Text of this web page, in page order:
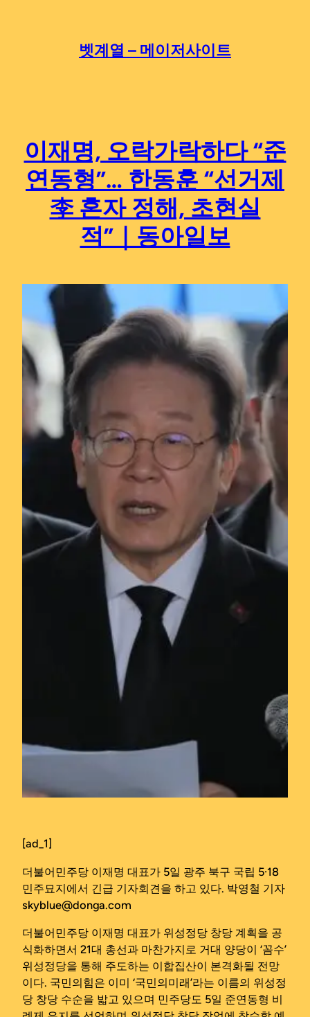
벳계열 – 메이저사이트
이재명, 오락가락하다 “준
연동형”… 한동훈 “선거제
李 혼자 정해, 초현실
적”｜동아일보
[ad_1]
더불어민주당 이재명 대표가 5일 광주 북구 국립 5·18
민주묘지에서 긴급 기자회견을 하고 있다. 박영철 기자
skyblue@donga.com
더불어민주당 이재명 대표가 위성정당 창당 계획을 공
식화하면서 21대 총선과 마찬가지로 거대 양당이 ‘꼼수’
위성정당을 통해 주도하는 이합집산이 본격화될 전망
이다. 국민의힘은 이미 ‘국민의미래’라는 이름의 위성정
당 창당 수순을 밟고 있으며 민주당도 5일 준연동형 비